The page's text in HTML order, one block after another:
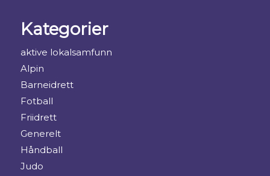
Kategorier
aktive lokalsamfunn
Alpin
Barneidrett
Fotball
Friidrett
Generelt
Håndball
Judo